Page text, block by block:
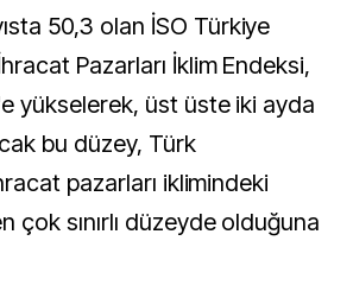
50,3 olan İSO Türkiye
Pazarları İklim Endeksi,
yükselerek, üst üste iki ayda
bu düzey, Türk
pazarları iklimindeki
çok sınırlı düzeyde olduğuna